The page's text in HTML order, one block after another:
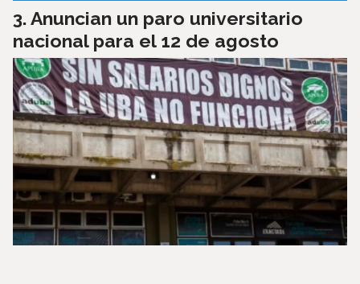
Anuncian un paro universitario
nacional para el 12 de agosto